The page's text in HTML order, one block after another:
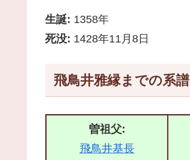
生誕: 1358年
死没: 1428年11月8日
飛鳥井雅縁までの系譜
曽祖父:
飛鳥井基長